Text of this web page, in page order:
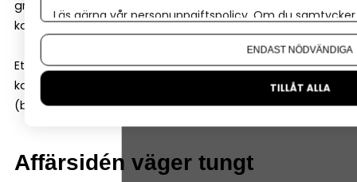
grundarna (eller andra finansiärer) står för en del av
kapitalbehovet.
Ett vanligt exempel är att Almi kan stå för 50 % av
kapitalbehovet om grundarna står för resterande 50 %
(banken måste således inte vara med).
Affärsidén väger tungt
Läs gärna vår personuppgiftspolicy. Om du
Om du vill ändra ditt val i efterhand hittar du den
ENDAST NÖDVÄNDIGA
TILLÅT ALLA